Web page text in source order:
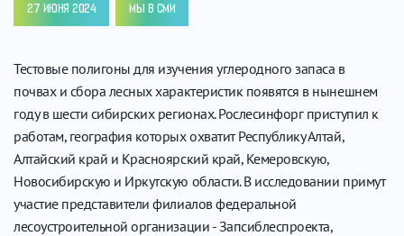
27 ИЮНЯ 2024 МЫ В СМИ
Тестовые полигоны для изучения углеродного запаса в
почвах и сбора лесных характеристик появятся в нынешнем
году в шести сибирских регионах. Рослесинфорг приступил к
работам, география которых охватит Республику Алтай,
Алтайский край и Красноярский край, Кемеровскую,
Новосибирскую и Иркутскую области. В исследовании примут
участие представители филиалов федеральной
лесоустроительной организации - Запсиблеспроекта,